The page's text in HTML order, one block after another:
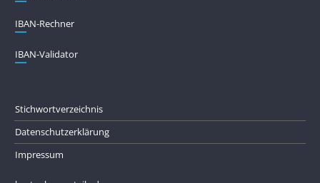
IBAN-Rechner
IBAN-Validator
Stichwortverzeichnis
Datenschutzerklärung
Impressum